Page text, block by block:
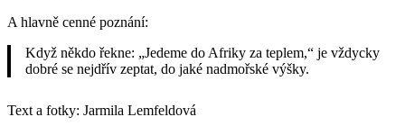
A hlavně cenné poznání:
Když někdo řekne: „Jedeme do Afriky za teplem,“ je vždycky
dobré se nejdřív zeptat, do jaké nadmořské výšky.
Text a fotky: Jarmila Lemfeldová